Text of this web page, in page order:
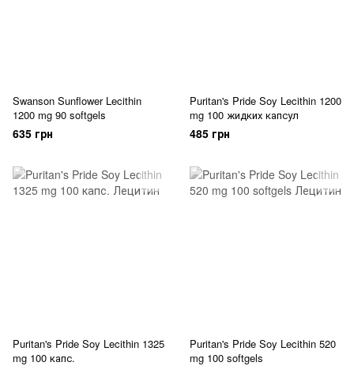
Swanson Sunflower Lecithin
1200 mg 90 softgels
635 грн
Puritan's Pride Soy Lecithin 1200
mg 100 жидких капсул
485 грн
Puritan's Pride Soy Lecithin 1325
mg 100 капс.
Puritan's Pride Soy Lecithin 520
mg 100 softgels